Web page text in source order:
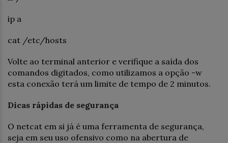
ip a
cat /etc/hosts
Volte ao terminal anterior e verifique a saída dos
comandos digitados, como utilizamos a opção -w
esta conexão terá um limite de tempo de 2 minutos.
Dicas rápidas de segurança
O netcat em si já é uma ferramenta de segurança,
seja em seu uso ofensivo como na abertura de